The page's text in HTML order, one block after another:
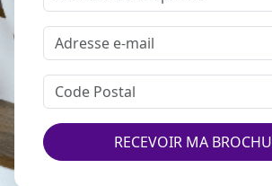
RECEVOIR MA